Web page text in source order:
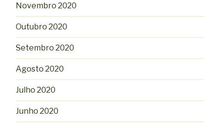
Novembro 2020
Outubro 2020
Setembro 2020
Agosto 2020
Julho 2020
Junho 2020